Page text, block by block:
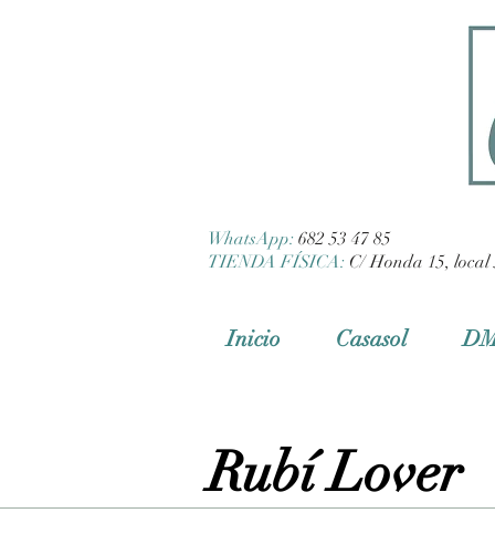
WhatsApp: 682 53 47 85
TIENDA FÍSICA: C/ Honda 15,
Inicio Casasol
Rubí Lover